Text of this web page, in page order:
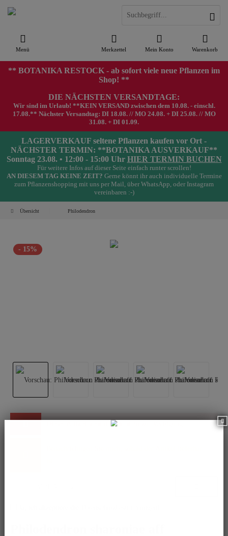
Menü Warenkorb
Merkzettel Mein Konto
** BOTANIKA RESTOCK - ab sofort viele neue Pflanzen im
Shop! **
DIE NÄCHSTEN VERSANDTAGE:
Wir sind im Urlaub! **KEIN VERSAND zwischen dem 10.08. - einschl.
17.08.** Nächster Versandtag: DI 18.08. // MO 24.08. + DI 25.08. // MO
31.08. + DI 01.09.
LAGERVERKAUF seltene Pflanzen kaufen vor Ort -
NÄCHSTER TERMIN: **BOTANIKA AUSVERKAUF**
Sonntag 23.08. • 12:00 - 15:00 Uhr HIER TERMIN BUCHEN
Für weitere Infos auf dieser Seite einfach runter scrollen!
AN DIESEM TAG KEINE ZEIT? Gerne könnt ihr auch individuelle Termine
zum Pflanzenshopping mit uns per Mail, über WhatsApp, oder Instagram
vereinbaren :-)
Übersicht Philodendron
- 15%
Dieser Artikel steht derzeit nicht zur Verfügung!